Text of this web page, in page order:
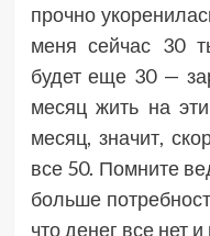
прочно
меня сейчас 30
будет еще 30 —
месяц жить на
месяц, значит,
все 50. Помните
больше
что денег все нет